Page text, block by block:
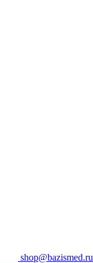
shop@bazismed.ru